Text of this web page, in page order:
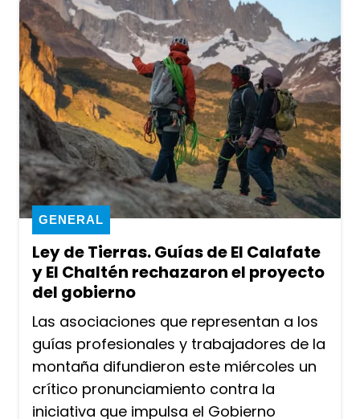
Ley de Tierras. Guías de El Calafate
y El Chaltén rechazaron el proyecto
del gobierno
GENERAL
Las asociaciones que representan a los
guías profesionales y trabajadores de la
montaña difundieron este miércoles un
crítico pronunciamiento contra la
iniciativa que impulsa el Gobierno